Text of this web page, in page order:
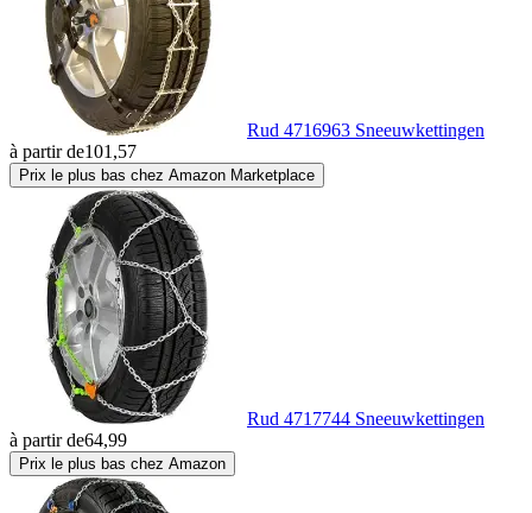
Rud 4716963 Sneeuwkettingen
à partir de101,57
Prix le plus bas chez Amazon Marketplace
Rud 4717744 Sneeuwkettingen
à partir de64,99
Prix le plus bas chez Amazon